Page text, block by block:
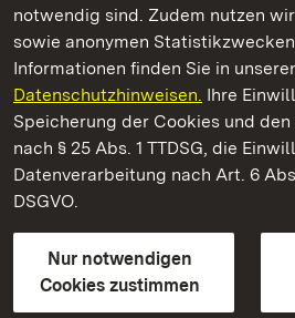
notwendig sind. Zudem nutzen
sowie anonymen
Informationen finden Sie in
Datenschutzhinweisen. Ihre
Speicherung der Cookies und
nach § 25 Abs. 1 TTDSG, die
Datenverarbeitung nach Art. 6
DSGVO.
Nur notwendigen
Cookies zustimmen
Staatliche Schlösser und Gärten
Staatliche Schlösser und Gärten
Kontakt
GebärdenspracheLeichte Sprache
Erklärung zur Barrierefreiheit
BITV-konform (geprüfte Seiten)